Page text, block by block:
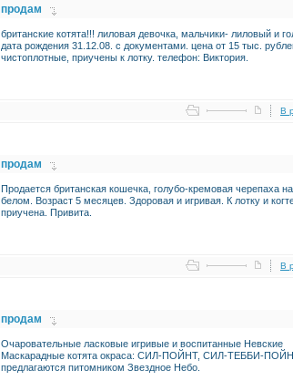
продам
британские котята!!! лиловая девочка, мальчики- лиловый и
дата рождения 31.12.08. с документами. цена от 15 тыс.
чистоплотные, приучены к лотку. телефон: Виктория.
В
продам
Продается британская кошечка, голубо-кремовая черепаха на
белом. Возраст 5 месяцев. Здоровая и игривая. К лотку и
приучена. Привита.
В
продам
Очаровательные ласковые игривые и воспитанные Невские
Маскарадные котята окраса: СИЛ-ПОЙНТ, СИЛ-ТЕББИ-
предлагаются питомником Звездное Небо.